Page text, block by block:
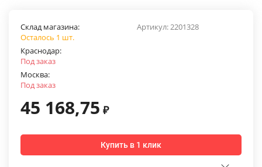
Артикул:2201328
Склад магазина:
Осталось 1 шт.
Краснодар:
Под заказ
Москва:
Под заказ
45 168,75 ₽
Купить в 1 клик